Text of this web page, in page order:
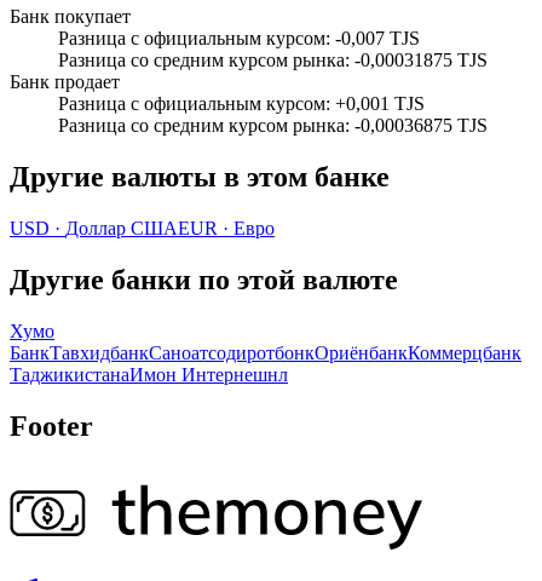
Банк покупает
Разница с официальным курсом: -0,007 TJS
Разница со средним курсом рынка: -0,00031875 TJS
Банк продает
Разница с официальным курсом: +0,001 TJS
Разница со средним курсом рынка: -0,00036875 TJS
Другие валюты в этом банке
USD · Доллар СШАEUR · Евро
Другие банки по этой валюте
Хумо
БанкТавхидбанкСаноатсодиротбонкОриёнбанкКоммерцбанк
ТаджикистанаИмон Интернешнл
Footer